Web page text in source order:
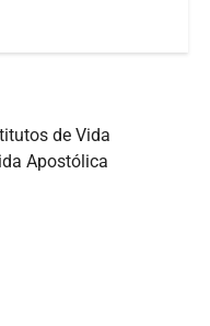
de Vida
Apostólica